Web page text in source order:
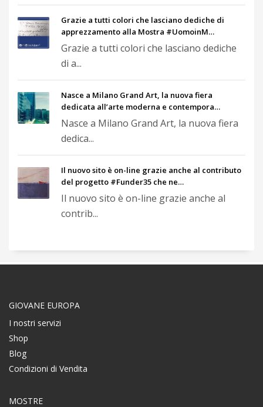
Grazie a tutti colori che lasciano dediche di
apprezzamento alla Mostra #UomoinM…
Grazie a tutti colori che lasciano dediche
di a...
Nasce a Milano Grand Art, la nuova fiera
dedicata all’arte moderna e contempora…
Nasce a Milano Grand Art, la nuova fiera
dedica...
Il nuovo sito è on-line grazie anche al contributo
del progetto #Funder35 che ne…
Il nuovo sito è on-line grazie anche al
contrib...
GIOVANE EUROPA
I nostri servizi
Shop
Blog
Condizioni di Vendita
MOSTRE